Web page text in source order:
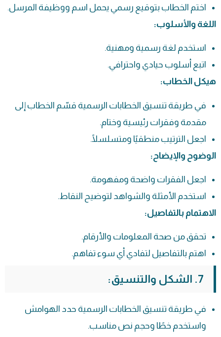
اختم الخطاب بتوقيع رسمي يحمل اسم ووظيفة المرسل.
اللغة والأسلوب:
استخدم لغة رسمية ومهنية.
اتبع أسلوب حيادي واحترافي.
هيكل الخطاب:
في طريقة تنسيق الخطابات الرسمية قسّم الخطاب إلى
مقدمة وفقرات رئيسية وختام.
اجعل الترتيب منطقيًا ومتسلسلًا.
الوضوح والإيضاح:
اجعل الفقرات واضحة ومفهومة.
استخدم الأمثلة والشواهد لتوضيح النقاط.
الاهتمام بالتفاصيل:
تحقق من صحة المعلومات والأرقام.
اهتم بالتفاصيل لتفادي أي سوء تفاهم.
7. الشكل والتنسيق:
في طريقة تنسيق الخطابات الرسمية حدد الهوامش
واستخدم خطًا وحجم نص مناسب.